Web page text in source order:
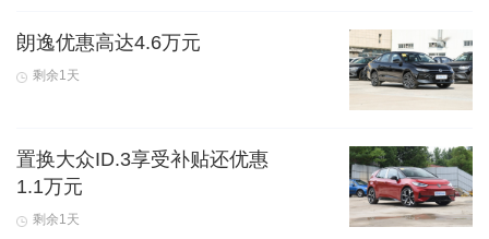
朗逸优惠高达4.6万元
剩余1天
置换大众ID.3享受补贴还优惠
1.1万元
剩余1天